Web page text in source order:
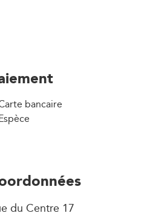
bancaire
du Centre 17